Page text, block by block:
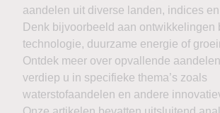
aandelen uit diverse landen, indices
Denk bijvoorbeeld aan ontwikkelingen
technologie, duurzame energie of
Ontdek meer over opvallende
verdiep u in specifieke thema’s zoals
waterstofaandelen en andere